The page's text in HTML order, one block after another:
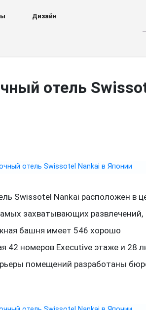
Дизайн
отель
Swissotel Nankai расположен в
захватывающих развлечений,
башня имеет 546 хорошо
42 номеров Executive этаже и 28
помещений разработаны